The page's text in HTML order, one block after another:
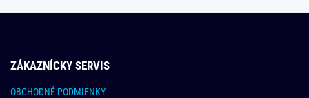
ZÁKAZNÍCKY SERVIS
OBCHODNÉ PODMIENKY